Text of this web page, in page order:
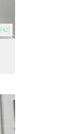
(42)